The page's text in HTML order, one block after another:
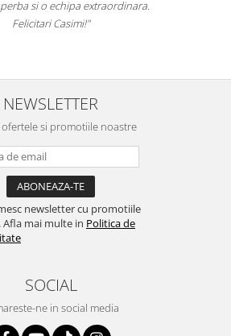
si o echipa extraordinara.
Felicitari Casimi!"
NEWSLETTER
ofertele si promotiile noastre
newsletter cu promotiile
Afla mai multe in Politica de
SOCIAL
ne in social media